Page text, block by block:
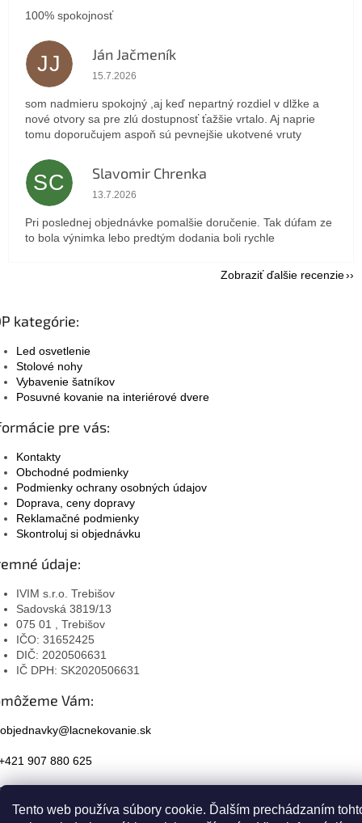
Tento web používa súbory cookie. Ďalším prechádzaním
100% spokojnosť
JJ Ján Jačmeník
Hodnotenie obchodu je 5 z 5 hviezdičiek.
15.7.2026
som nadmieru spokojný ,aj keď nepartný rozdiel v dlžke a
nové otvory sa pre zlú dostupnosť ťažšie vrtalo. Aj naprie
tomu doporučujem aspoň sú pevnejšie ukotvené vruty
SC Slavomir Chrenka
Hodnotenie obchodu je 5 z 5 hviezdičiek.
13.7.2026
Pri poslednej objednávke pomalšie doručenie. Tak dúfam ze
to bola výnimka lebo predtým dodania boli rychle
Zobraziť ďalšie recenzie
kategórie:
Led osvetlenie
Stolové nohy
Vybavenie šatníkov
Posuvné kovanie na interiérové dvere
pre vás:
Kontakty
Obchodné podmienky
Podmienky ochrany osobných údajov
Doprava, ceny dopravy
Reklamačné podmienky
Skontroluj si objednávku
údaje:
IVIM s.r.o. Trebišov
Sadovská 3819/13
075 01 , Trebišov
IČO: 31652425
DIČ: 2020506631
IČ DPH: SK2020506631
Vám:
objednavky@lacnekovanie.sk
907 880 625